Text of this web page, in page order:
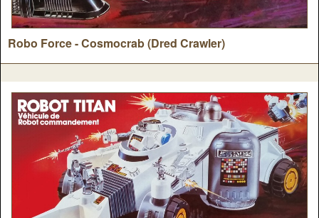
Robo Force - Cosmocrab (Dred Crawler)